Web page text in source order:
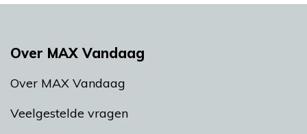
Over MAX Vandaag
Over MAX Vandaag
Veelgestelde vragen